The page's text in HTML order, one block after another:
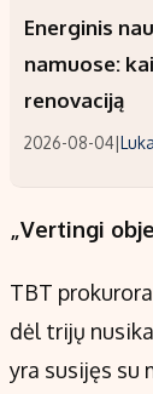
Energinis
namuose:
renovaciją
2026-08-04|
„Vertingi
TBT
dėl trijų
yra susijęs su